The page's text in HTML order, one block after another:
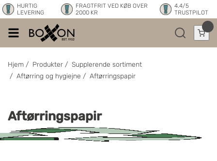
HURTIG
LEVERING
FRAGTFRIT VED KØB OVER
2000 KR
4.4/5
TRUSTPILOT
Hjem / Produkter / Supplerende sortiment
/ Aftørring og hygiejne / Aftørringspapir
Aftørringspapir